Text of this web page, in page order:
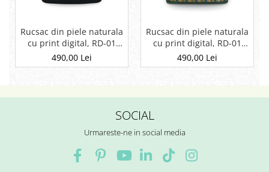
Rucsac din piele naturala
cu print digital, RD-01
Etnic 13, Negru
490,00 Lei
Rucsac din piele naturala
cu print digital, RD-01
Etnic 01
490,00 Lei
SOCIAL
Urmareste-ne in social media